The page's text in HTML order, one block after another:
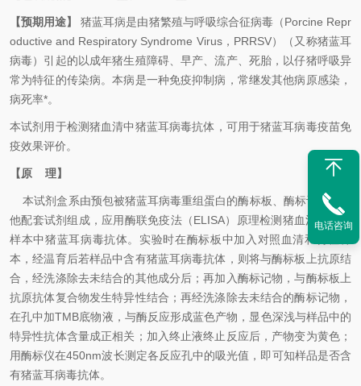
【预期用途】猪蓝耳病是由猪繁殖与呼吸综合征病毒（Porcine Repr
oductive and Respiratory Syndrome Virus，PRRSV）（又称猪蓝耳
病毒）引起的以成年猪生殖障碍、早产、流产、死胎，以仔猪呼吸异
常为特征的传染病。本病是一种免疫抑制病，常继发其他病原感染，
病死率*。
本试剂用于检测猪血清中猪蓝耳病毒抗体， 可用于猪蓝耳病毒疫苗免
疫效果评价。
【原 理】
本试剂盒系由预包被猪蓝耳病毒重组蛋白的酶标板、酶标记物及其
他配套试剂组成，应用酶联免疫法（ELISA）原理检测猪血清、血浆
样本中猪蓝耳病毒抗体。实验时在酶标板中加入对照血清和待检样
本，经温育后若样品中含有猪蓝耳病毒抗体，则将与酶标板上抗原结
合，经洗涤除去未结合的其他成分后；再加入酶标记物，与酶标板上
抗原抗体复合物发生特异性结合；再经洗涤除去未结合的酶标记物，
在孔中加TMB底物液，与酶反应形成蓝色产物，显色深浅与样品中的
特异性抗体含量成正相关；加入终止液终止反应后，产物变为黄色；
用酶标仪在450nm波长测定各反应孔中的吸光值，即可知样品是否含
有猪蓝耳病毒抗体。
电话咨询